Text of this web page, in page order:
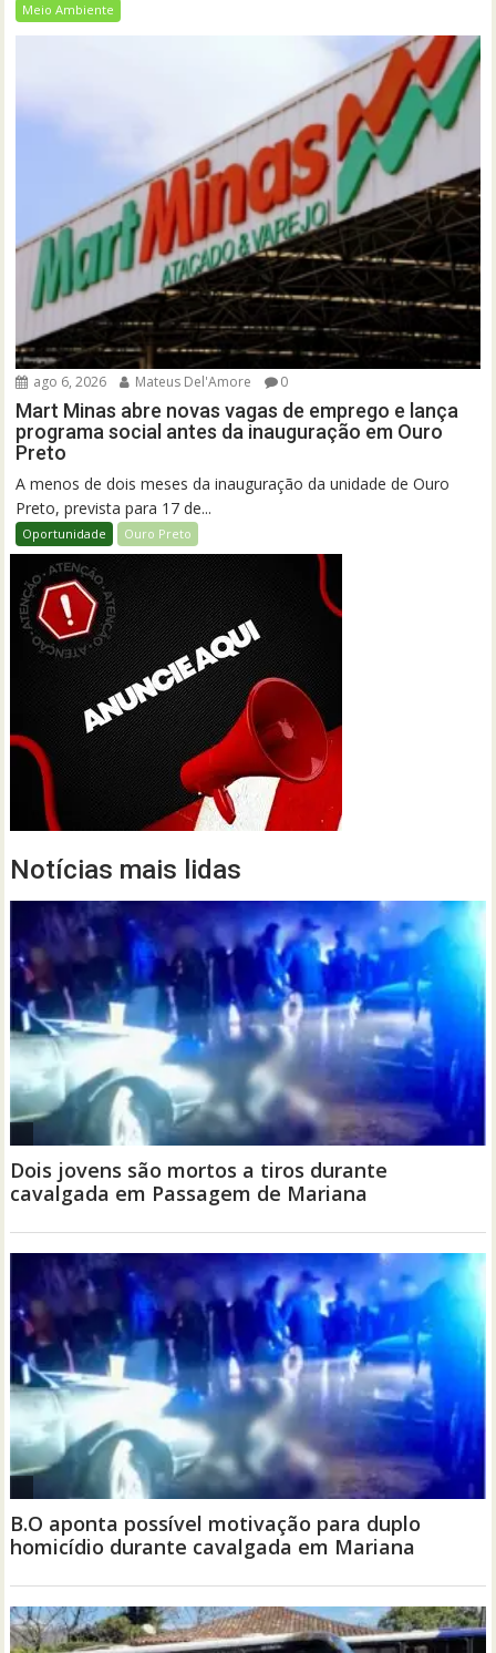
Meio Ambiente
ago 6, 2026 Mateus Del'Amore 0
Mart Minas abre novas vagas de emprego e lança
programa social antes da inauguração em Ouro
Preto
A menos de dois meses da inauguração da unidade de Ouro
Preto, prevista para 17 de...
Oportunidade Ouro Preto
Notícias mais lidas